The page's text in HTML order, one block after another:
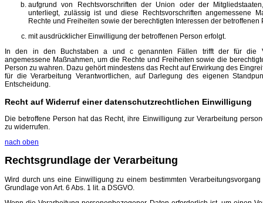
aufgrund von Rechtsvorschriften der Union oder der
unterliegt, zulässig ist und diese Rechtsvorschriften angemessene
Rechte und Freiheiten sowie der berechtigten Interessen der betroffenen
mit ausdrücklicher Einwilligung der betroffenen Person erfolgt.
In den in den Buchstaben a und c genannten Fällen trifft der für die
angemessene Maßnahmen, um die Rechte und Freiheiten sowie die
Person zu wahren. Dazu gehört mindestens das Recht auf Erwirkung des
für die Verarbeitung Verantwortlichen, auf Darlegung des eigenen
Entscheidung.
Recht auf Widerruf einer datenschutzrechtlichen Einwilligung
Die betroffene Person hat das Recht, ihre Einwilligung zur Verarbeitung
zu widerrufen.
nach oben
Rechtsgrundlage der Verarbeitung
Wird durch uns eine Einwilligung zu einem bestimmten
Grundlage von Art. 6 Abs. 1 lit. a DSGVO.